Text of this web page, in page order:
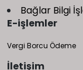
Bağlar Bilgi
E-işlemler
Vergi Borcu Ödeme
İletişim